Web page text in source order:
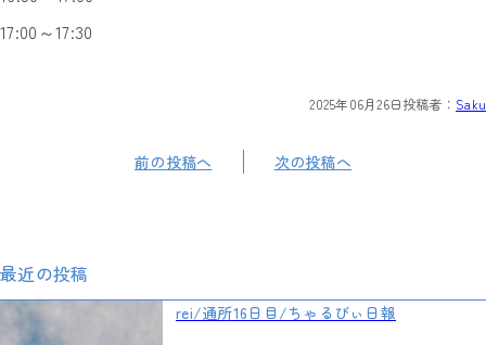
17:00～17:30
2025年06月26日投稿者： Saku
前の投稿へ 次の投稿へ
最近の投稿
rei/通所16日目/ちゃるびぃ日報